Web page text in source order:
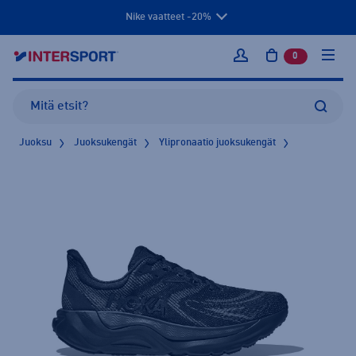
Nike vaatteet -20%
Kirjaudu sisään
0 tuotetta
Juoksu Juoksukengät Ylipronaatio juoksukengät